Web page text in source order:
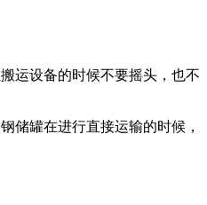
运设备的时候不要摇头，也不
储罐在进行直接运输的时候，